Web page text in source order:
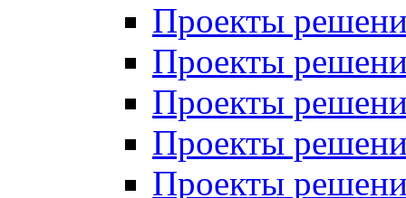
Проекты
Проекты
Проекты
Проекты
Проекты